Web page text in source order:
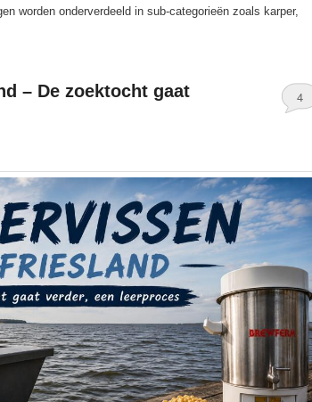
worden onderverdeeld in sub-categorieën zoals karper,
– De zoektocht gaat
4